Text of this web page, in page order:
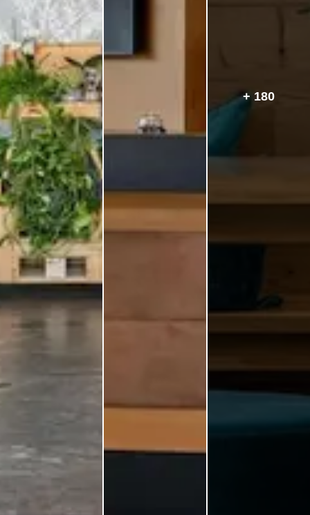
+ 180